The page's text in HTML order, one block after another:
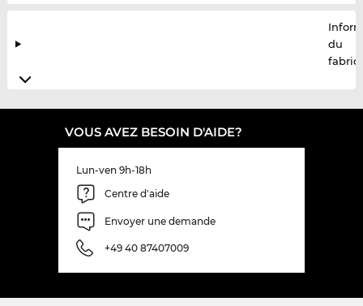
du
VOUS AVEZ BESOIN D'AIDE?
Lun-ven 9h-18h
Centre d'aide
Envoyer une demande
+49 40 87407009